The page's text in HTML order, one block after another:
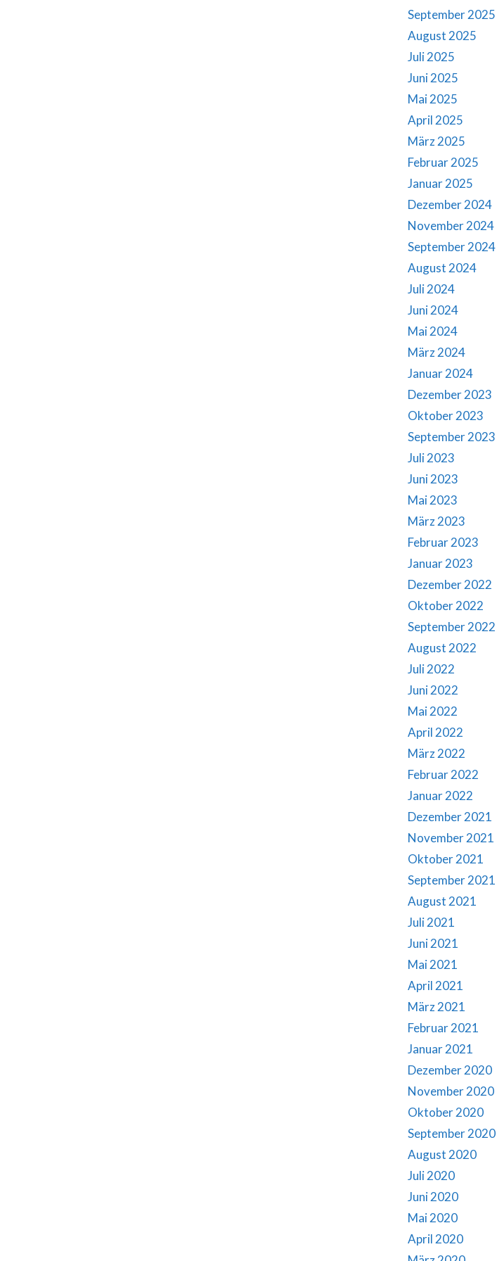
September 2025
August 2025
Juli 2025
Juni 2025
Mai 2025
April 2025
März 2025
Februar 2025
Januar 2025
Dezember 2024
November 2024
September 2024
August 2024
Juli 2024
Juni 2024
Mai 2024
März 2024
Januar 2024
Dezember 2023
Oktober 2023
September 2023
Juli 2023
Juni 2023
Mai 2023
März 2023
Februar 2023
Januar 2023
Dezember 2022
Oktober 2022
September 2022
August 2022
Juli 2022
Juni 2022
Mai 2022
April 2022
März 2022
Februar 2022
Januar 2022
Dezember 2021
November 2021
Oktober 2021
September 2021
August 2021
Juli 2021
Juni 2021
Mai 2021
April 2021
März 2021
Februar 2021
Januar 2021
Dezember 2020
November 2020
Oktober 2020
September 2020
August 2020
Juli 2020
Juni 2020
Mai 2020
April 2020